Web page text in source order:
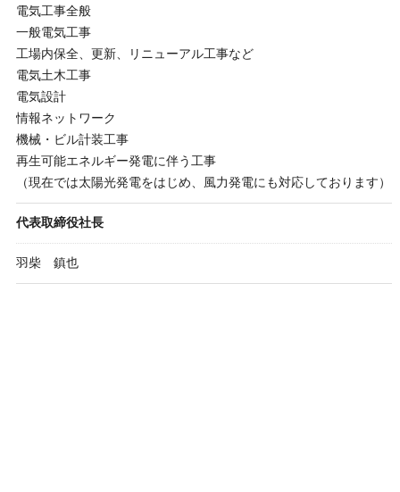
電気工事全般
一般電気工事
工場内保全、更新、リニューアル工事など
電気土木工事
電気設計
情報ネットワーク
機械・ビル計装工事
再生可能エネルギー発電に伴う工事
（現在では太陽光発電をはじめ、風力発電にも対応しております）
代表取締役社長
羽柴 鎮也